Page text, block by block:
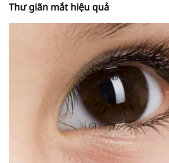
Thư giãn mắt hiệu quả